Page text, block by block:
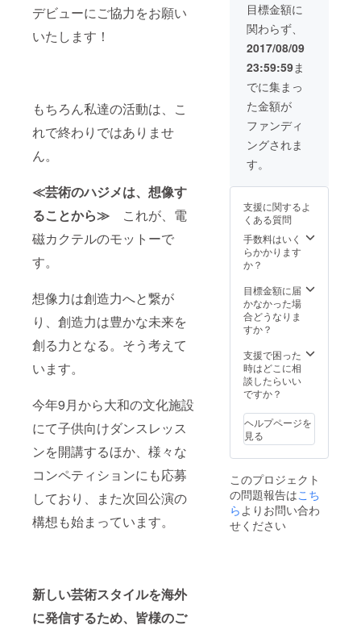
デビューにご協力をお願い
いたします！
もちろん私達の活動は、こ
れで終わりではありませ
ん。
≪芸術のハジメは、想像す
ることから≫ これが、電
磁カクテルのモットーで
す。
想像力は創造力へと繋が
り、創造力は豊かな未来を
創る力となる。そう考えて
います。
今年9月から大和の文化施設
にて子供向けダンスレッス
ンを開講するほか、様々な
コンペティションにも応募
しており、また次回公演の
構想も始まっています。
新しい芸術スタイルを海外
に発信するため、皆様のご
目標金額に
関わらず、
2017/08/09
23:59:59ま
でに集まっ
た金額が
ファンディ
ングされま
す。
支援に関するよ
くある質問
手数料はいく
らかかります
か？
目標金額に届
かなかった場
合どうなりま
すか？
支援で困った
時はどこに相
談したらいい
ですか？
ヘルプページを
見る
このプロジェクト
の問題報告はこち
らよりお問い合わ
せください